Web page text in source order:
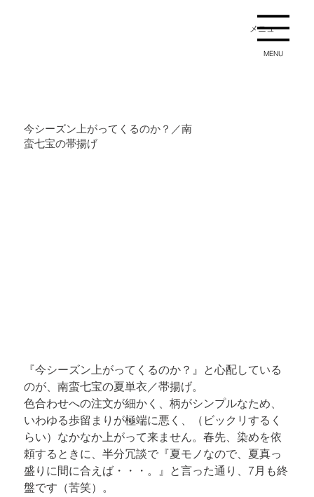
メニュー
MENU
今シーズン上がってくるのか？／南
蛮七宝の帯揚げ
『今シーズン上がってくるのか？』と心配している
のが、南蛮七宝の夏単衣／帯揚げ。
色合わせへの注文が細かく、柄がシンプルなため、
いわゆる歩留まりが極端に悪く、（ビックリするく
らい）なかなか上がって来ません。春先、染めを依
頼するときに、半分冗談で『夏モノなので、夏真っ
盛りに間に合えば・・・。』と言った通り、7月も終
盤です（苦笑）。